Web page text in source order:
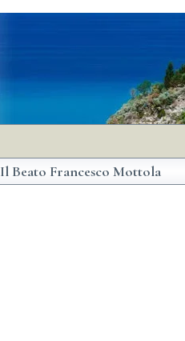
Il Beato Francesco Mottola